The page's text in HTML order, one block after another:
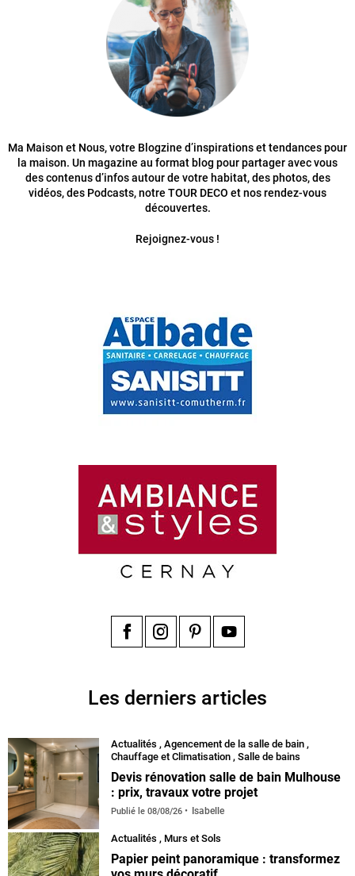
Ma Maison et Nous, votre Blogzine d’inspirations et tendances pour
la maison. Un magazine au format blog pour partager avec vous
des contenus d’infos autour de votre habitat, des photos, des
vidéos, des Podcasts, notre TOUR DECO et nos rendez-vous
découvertes.
Rejoignez-vous !
Les derniers articles
Actualités , Agencement de la salle de bain ,
Chauffage et Climatisation , Salle de bains
Devis rénovation salle de bain Mulhouse
: prix, travaux votre projet
Publié le 08/08/26 Isabelle
Actualités , Murs et Sols
Papier peint panoramique : transformez